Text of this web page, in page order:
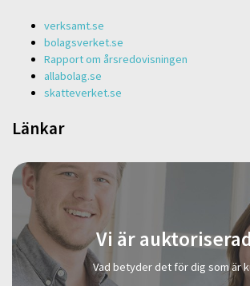
verksamt.se
bolagsverket.se
Rapport om årsredovisningen
allabolag.se
skatteverket.se
Länkar
Vi är
Vad betyder det för dig som är